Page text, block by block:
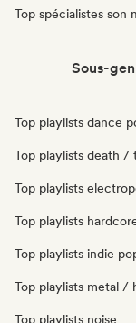
Top spécialistes son
Sous-
Top playlists dance
Top playlists death /
Top playlists
Top playlists
Top playlists indie
Top playlists metal /
Top playlists noise